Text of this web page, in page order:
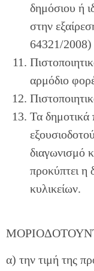
δημόσιου ή
στην
64321/
αρμόδιο
Τα δημοτικά
διαγωνισμό
προκύπτει η
κυλικείων.
α) την τιμή της